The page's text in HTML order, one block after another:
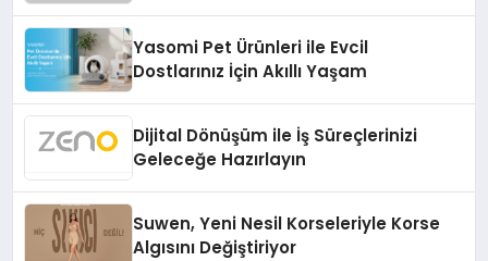
Yasomi Pet Ürünleri ile Evcil
Dostlarınız İçin Akıllı Yaşam
Dijital Dönüşüm ile İş Süreçlerinizi
Geleceğe Hazırlayın
Suwen, Yeni Nesil Korseleriyle Korse
Algısını Değiştiriyor